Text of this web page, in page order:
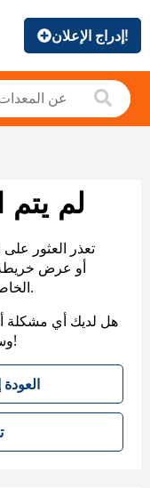
إدراج الإعلان!
لم يتم
تعذر العثور
الخاصة بنا لمساعدتك في العثور على ما تريد.
هل لديك أي مشكلة
وسنعاود التواصل معك. شكرًا على صبرك!
تحديث الصفحة